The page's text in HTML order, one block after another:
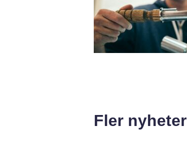
Fler nyheter